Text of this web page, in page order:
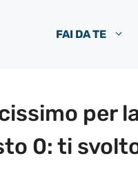
FAI DA TE
per
0: ti